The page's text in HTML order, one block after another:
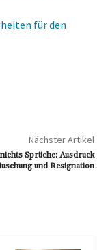
für den
Nächster Artikel
Sprüche: Ausdruck
und Resignation